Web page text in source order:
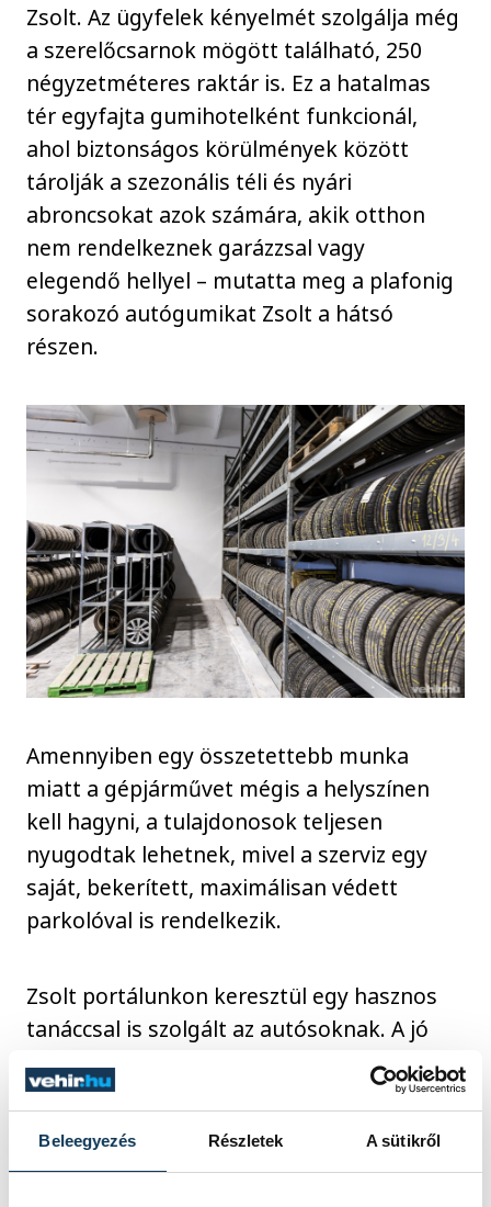
Beleegyezés Részletek A sütikről
Zsolt. Az ügyfelek kényelmét szolgálja még
a szerelőcsarnok mögött található, 250
négyzetméteres raktár is. Ez a hatalmas
tér egyfajta gumihotelként funkcionál,
ahol biztonságos körülmények között
tárolják a szezonális téli és nyári
abroncsokat azok számára, akik otthon
nem rendelkeznek garázzsal vagy
elegendő hellyel – mutatta meg a plafonig
sorakozó autógumikat Zsolt a hátsó
részen.
Amennyiben egy összetettebb munka
miatt a gépjárművet mégis a helyszínen
kell hagyni, a tulajdonosok teljesen
nyugodtak lehetnek, mivel a szerviz egy
saját, bekerített, maximálisan védett
parkolóval is rendelkezik.
Zsolt portálunkon keresztül egy hasznos
tanáccsal is szolgált az autósoknak. A jó
idő beköszöntével lassan aktuálissá válik a
klímaberendezések ellenőrzése, amelyet
érdemes még a nagy nyári tumultus előtt
elvégeztetni. A Vesz-Tyre szakemberei a